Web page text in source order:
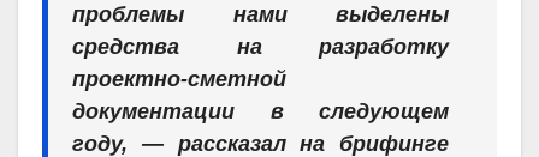
проблемы нами выделены
средства на разработку
проектно-сметной
документации в следующем
году, — рассказал на брифинге